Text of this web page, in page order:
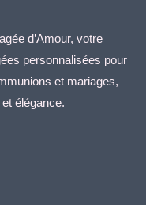
d’Amour, votre
personnalisées pour
et mariages,
élégance.